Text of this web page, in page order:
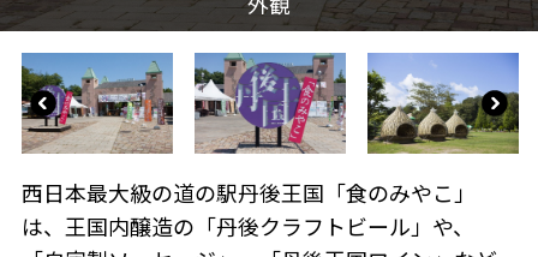
西日本最大級の道の駅丹後王国「食のみやこ」
は、王国内醸造の「丹後クラフトビール」や、